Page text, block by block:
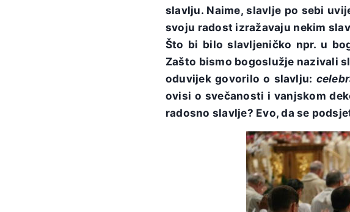
slavlju. Naime, slavlje po sebi
svoju radost izražavaju nekim
Što bi bilo slavljeničko npr. u
Zašto bismo bogoslužje nazivali
oduvijek govorilo o slavlju:
ovisi o svečanosti i vanjskom
radosno slavlje? Evo, da se